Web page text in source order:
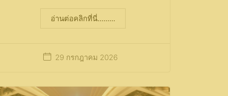
29 กรกฎาคม 2026
อ่านต่อคลิกที่นี่.........